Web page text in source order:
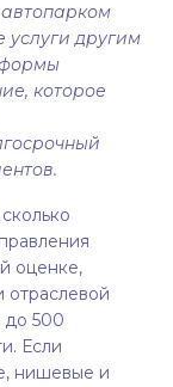
услуги другим
которое
оценке,
отраслевой
до 500
Если
нишевые и